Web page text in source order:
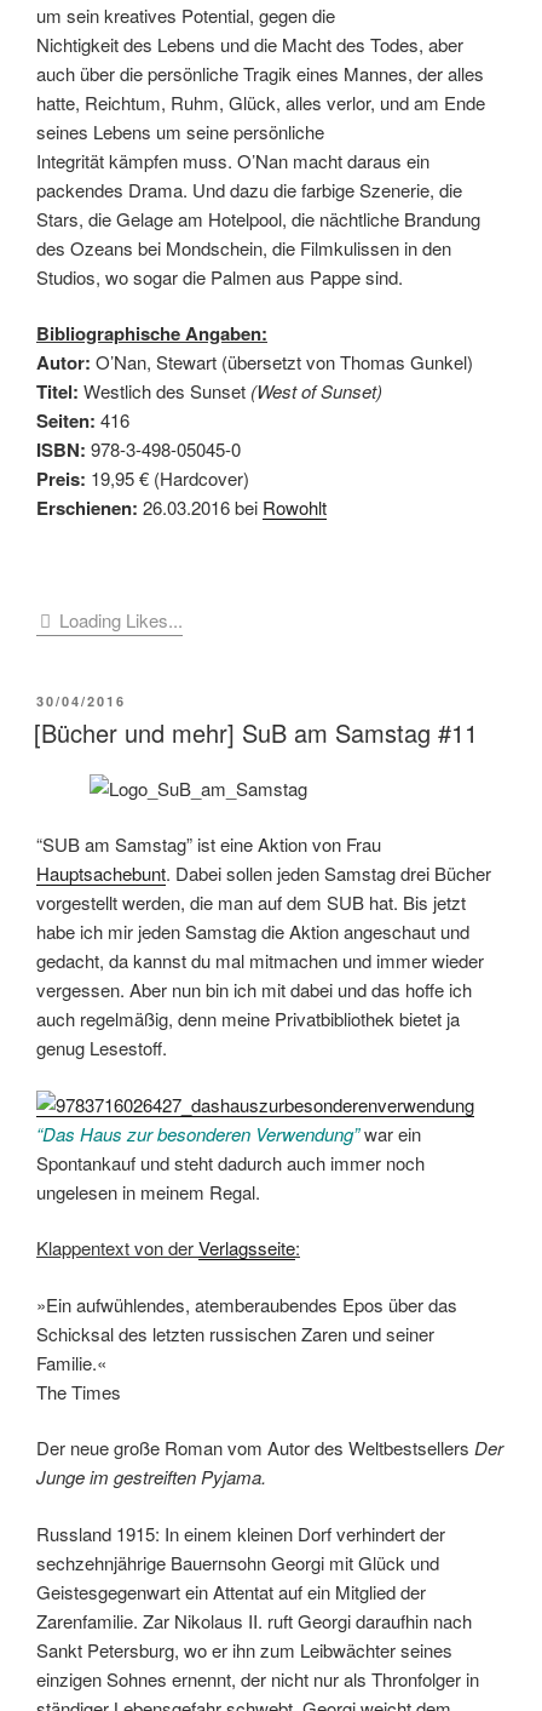
um sein kreatives Potential, gegen die
Nichtigkeit des Lebens und die Macht des Todes, aber
auch über die persönliche Tragik eines Mannes, der alles
hatte, Reichtum, Ruhm, Glück, alles verlor, und am Ende
seines Lebens um seine persönliche
Integrität kämpfen muss. O’Nan macht daraus ein
packendes Drama. Und dazu die farbige Szenerie, die
Stars, die Gelage am Hotelpool, die nächtliche Brandung
des Ozeans bei Mondschein, die Filmkulissen in den
Studios, wo sogar die Palmen aus Pappe sind.
Bibliographische Angaben:
Autor: O’Nan, Stewart (übersetzt von Thomas Gunkel)
Titel: Westlich des Sunset (West of Sunset)
Seiten: 416
ISBN: 978-3-498-05045-0
Preis: 19,95 € (Hardcover)
Erschienen: 26.03.2016 bei Rowohlt
Loading Likes...
VERÖFFENTLICHT
AM
30/04/2016
[Bücher und mehr] SuB am Samstag #11
“SUB am Samstag” ist eine Aktion von Frau
Hauptsachebunt. Dabei sollen jeden Samstag drei Bücher
vorgestellt werden, die man auf dem SUB hat. Bis jetzt
habe ich mir jeden Samstag die Aktion angeschaut und
gedacht, da kannst du mal mitmachen und immer wieder
vergessen. Aber nun bin ich mit dabei und das hoffe ich
auch regelmäßig, denn meine Privatbibliothek bietet ja
genug Lesestoff.
“Das Haus zur besonderen Verwendung”war ein
Spontankauf und steht dadurch auch immer noch
ungelesen in meinem Regal.
Klappentext von derVerlagsseite:
»Ein aufwühlendes, atemberaubendes Epos über das
Schicksal des letzten russischen Zaren und seiner
Familie.«
The Times
Der neue große Roman vom Autor des Weltbestsellers Der
Junge im gestreiften Pyjama.
Russland 1915: In einem kleinen Dorf verhindert der
sechzehnjährige Bauernsohn Georgi mit Glück und
Geistesgegenwart ein Attentat auf ein Mitglied der
Zarenfamilie. Zar Nikolaus II. ruft Georgi daraufhin nach
Sankt Petersburg, wo er ihn zum Leibwächter seines
einzigen Sohnes ernennt, der nicht nur als Thronfolger in